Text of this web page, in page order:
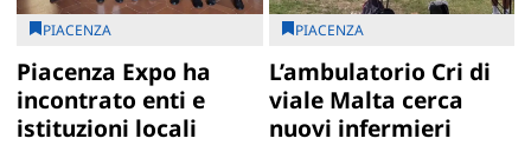
PIACENZA
Piacenza Expo ha
incontrato enti e
istituzioni locali
PIACENZA
L’ambulatorio Cri di
viale Malta cerca
nuovi infermieri